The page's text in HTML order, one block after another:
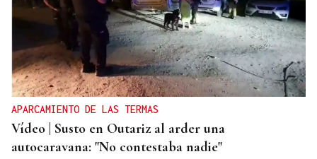
APARCAMIENTO DE LAS TERMAS
Vídeo | Susto en Outariz al arder una
autocaravana: "No contestaba nadie"